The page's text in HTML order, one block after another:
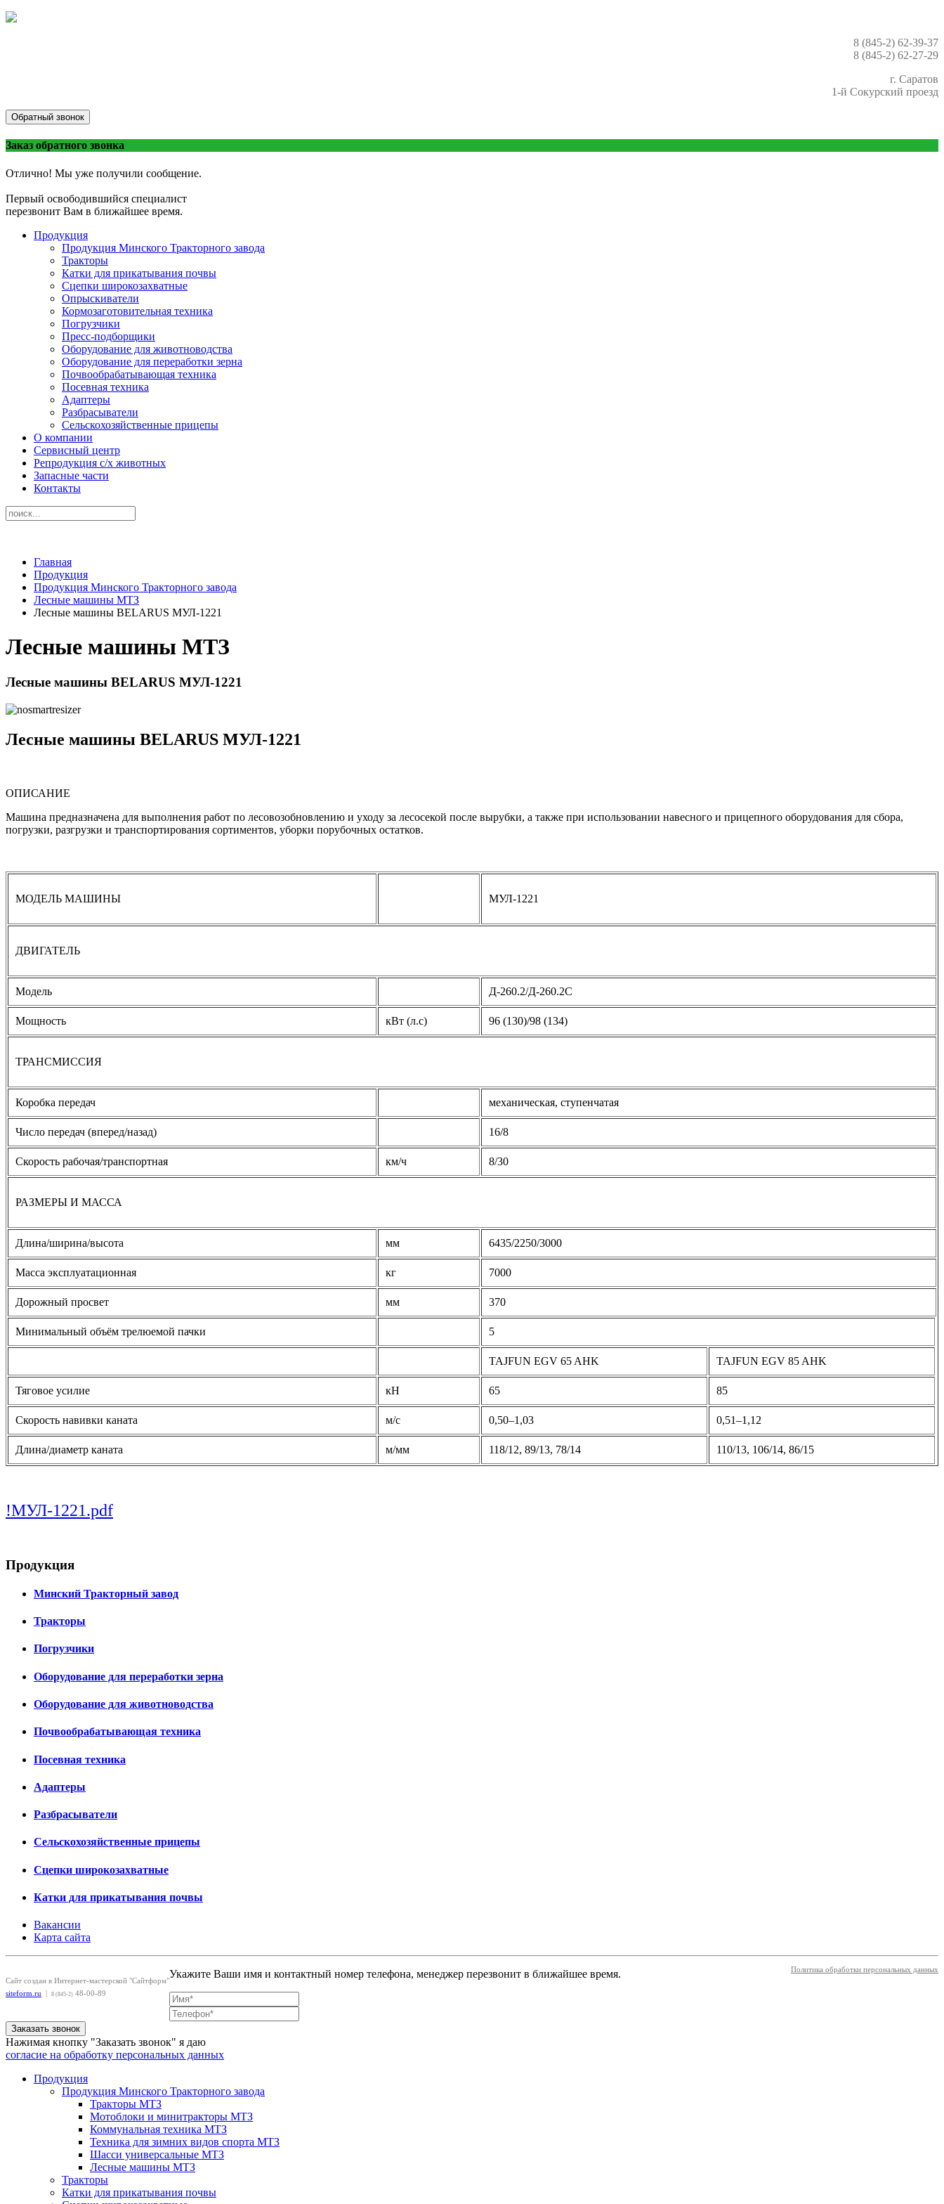
8 (845-2) 62-39-37
8 (845-2) 62-27-29
г. Саратов
1-й Сокурский проезд
Обратный звонок
Заказ обратного звонка
Отлично! Мы уже получили сообщение.
Первый освободившийся специалист
перезвонит Вам в ближайшее время.
Продукция
Продукция Минского Тракторного завода
Тракторы
Катки для прикатывания почвы
Сцепки широкозахватные
Опрыскиватели
Кормозаготовительная техника
Погрузчики
Пресс-подборщики
Оборудование для животноводства
Оборудование для переработки зерна
Почвообрабатывающая техника
Посевная техника
Адаптеры
Разбрасыватели
Сельскохозяйственные прицепы
О компании
Сервисный центр
Репродукция с/х животных
Запасные части
Контакты
Главная
Продукция
Продукция Минского Тракторного завода
Лесные машины МТЗ
Лесные машины BELARUS МУЛ-1221
Лесные машины МТЗ
Лесные машины BELARUS МУЛ-1221
Лесные машины BELARUS МУЛ-1221
ОПИСАНИЕ
Машина предназначена для выполнения работ по лесовозобновлению и уходу за лесосекой после вырубки, а также при использовании навесного и прицепного оборудования для сбора,
погрузки, разгрузки и транспортирования сортиментов, уборки порубочных остатков.
МОДЕЛЬ МАШИНЫ МУЛ-1221
ДВИГАТЕЛЬ
Модель Д-260.2/Д-260.2С
Мощность кВт (л.с) 96 (130)/98 (134)
ТРАНСМИССИЯ
Коробка передач механическая, ступенчатая
Число передач (вперед/назад) 16/8
Скорость рабочая/транспортная км/ч 8/30
РАЗМЕРЫ И МАССА
Длина/ширина/высота мм 6435/2250/3000
Масса эксплуатационная кг 7000
Дорожный просвет мм 370
Минимальный объём трелюемой пачки 5
TAJFUN EGV 65 AHK TAJFUN EGV 85 AHK
Тяговое усилие кН 65 85
Скорость навивки каната м/с 0,50–1,03 0,51–1,12
Длина/диаметр каната м/мм 118/12, 89/13, 78/14 110/13, 106/14, 86/15
!МУЛ-1221.pdf
Продукция
Минский Тракторный завод
Тракторы
Погрузчики
Оборудование для переработки зерна
Оборудование для животноводства
Почвообрабатывающая техника
Посевная техника
Адаптеры
Разбрасыватели
Сельскохозяйственные прицепы
Сцепки широкозахватные
Катки для прикатывания почвы
Вакансии
Карта сайта
Сайт создан в Интернет-мастерской "Сайтформ"
siteform.ru
8 (845-2) 48-00-89
Политика обработки персональных данных
Укажите Ваши имя и контактный номер телефона, менеджер перезвонит в ближайшее время.
Заказать звонок
Нажимая кнопку "Заказать звонок" я даю
согласие на обработку персональных данных
Продукция
Продукция Минского Тракторного завода
Тракторы МТЗ
Мотоблоки и минитракторы МТЗ
Коммунальная техника МТЗ
Техника для зимних видов спорта МТЗ
Шасси универсальные МТЗ
Лесные машины МТЗ
Тракторы
Катки для прикатывания почвы